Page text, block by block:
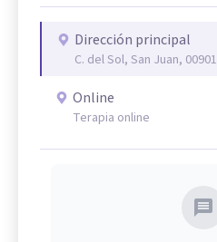
Dirección principal
C. del Sol, San Juan, 00901
Online
Terapia online